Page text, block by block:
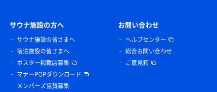
サウナ施設の方へ
サウナ施設の皆さまへ
宿泊施設の皆さまへ
ポスター掲載店募集
マナーPOPダウンロード
メンバーズ協賛募集
お問い合わせ
ヘルプセンター
総合お問い合わせ
ご意見箱